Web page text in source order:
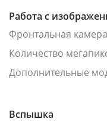
Работа с
Фронтальная камера
Количество
Дополнительные
Вспышка